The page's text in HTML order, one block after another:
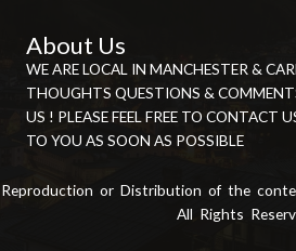
About Us
WE ARE LOCAL IN MANCHESTER &
THOUGHTS QUESTIONS &
US ! PLEASE FEEL FREE TO CONTACT
TO YOU AS SOON AS POSSIBLE
Reproduction or Distribution of the
All Rights